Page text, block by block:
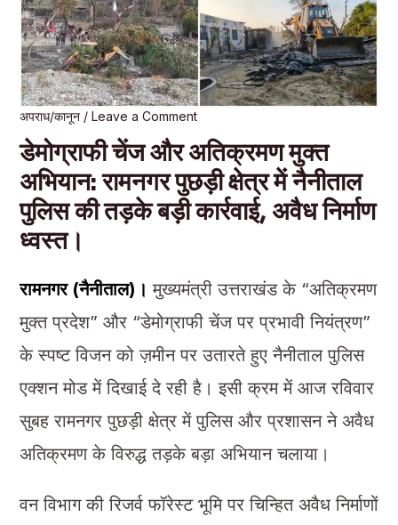
अपराध/कानून/ Leave a Comment
डेमोग्राफी चेंज और अतिक्रमण मुक्त
अभियान: रामनगर पुछड़ी क्षेत्र में नैनीताल
पुलिस की तड़के बड़ी कार्रवाई, अवैध निर्माण
ध्वस्त।
रामनगर (नैनीताल)। मुख्यमंत्री उत्तराखंड के “अतिक्रमण
मुक्त प्रदेश” और “डेमोग्राफी चेंज पर प्रभावी नियंत्रण”
के स्पष्ट विजन को ज़मीन पर उतारते हुए नैनीताल पुलिस
एक्शन मोड में दिखाई दे रही है। इसी क्रम में आज रविवार
सुबह रामनगर पुछड़ी क्षेत्र में पुलिस और प्रशासन ने अवैध
अतिक्रमण के विरुद्ध तड़के बड़ा अभियान चलाया।
वन विभाग की रिजर्व फॉरेस्ट भूमि पर चिन्हित अवैध निर्माणों